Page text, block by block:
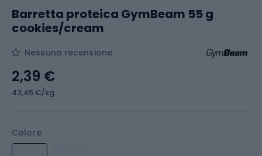
Barretta proteica GymBeam 55 g
cookies/cream
Nessuna recensione
Colore
2,39 €
43,45 €/kg